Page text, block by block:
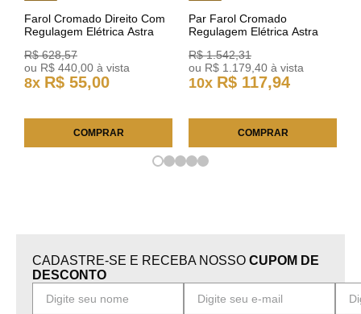
Farol Cromado Direito Com
Regulagem Elétrica Astra
R$ 628,57
ou R$ 440 00 à vista
8x R$ 55,00
COMPRAR
Par Farol Cromado
Regulagem Elétrica Astra
R$ 1.542,31
ou R$ 1 179 40 à vista
10x R$ 117,94
COMPRAR
CADASTRE-SE E RECEBA NOSSO CUPOM DE
DESCONTO